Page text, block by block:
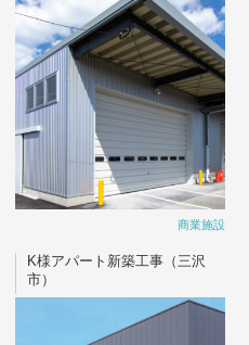
商業施設
K様アパート新築工事（三沢
市）